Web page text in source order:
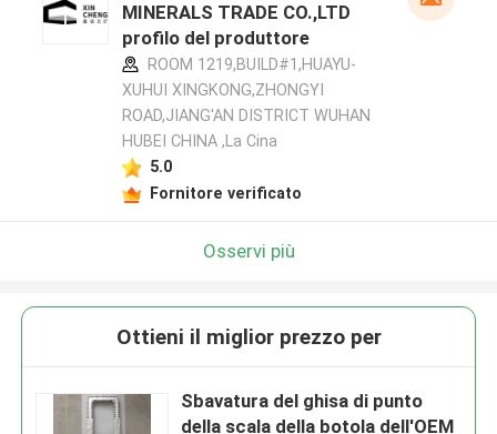
MINERALS TRADE CO.,LTD
profilo del produttore
ROOM 1219,BUILD#1,HUAYU-
XUHUI XINGKONG,ZHONGYI
ROAD,JIANG'AN DISTRICT WUHAN
HUBEI CHINA ,La Cina
5.0
Fornitore verificato
Osservi più
Ottieni il miglior prezzo per
Sbavatura del ghisa di punto
della scala della botola dell'OEM